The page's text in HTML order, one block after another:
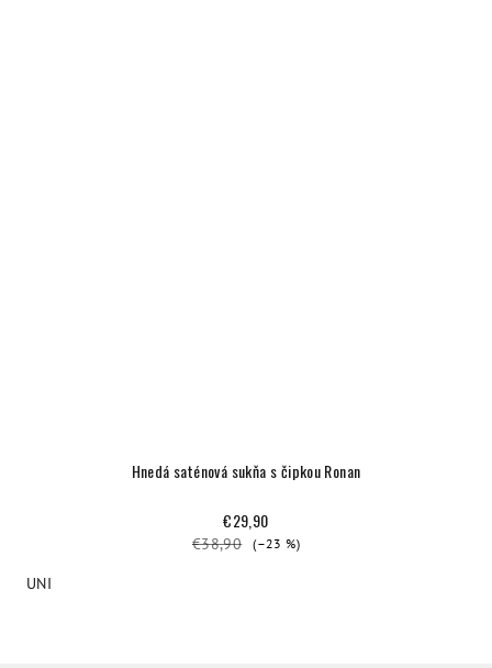
Hnedá saténová sukňa s čipkou Ronan
€29,90
€38,90 (–23 %)
UNI